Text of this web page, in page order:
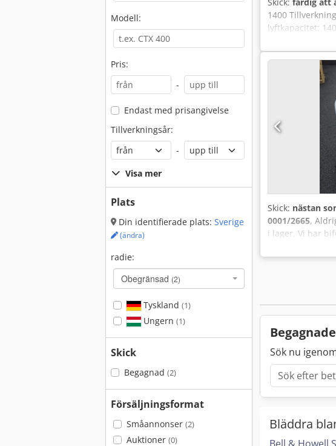
Modell:
Pris:
-
Endast med prisangivelse
Tillverkningsår:
-
Visa mer
Plats
Din identifierade plats: Sverige
(ändra)
radie:
Obegränsad (2)
Tyskland (1)
Ungern (1)
Skick
Begagnad (2)
Försäljningsformat
Småannonser (2)
Auktioner (0)
1400
lyftkapacitet:
Skick: nästan
0001/2665,
i lager. Vi har
Sök nu
Bläddra